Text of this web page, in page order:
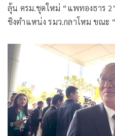
ลุ้น ครม.ชุดใหม่ “แพทองธาร
ชิงตำแหน่ง รมว.กลาโหม ขณะ